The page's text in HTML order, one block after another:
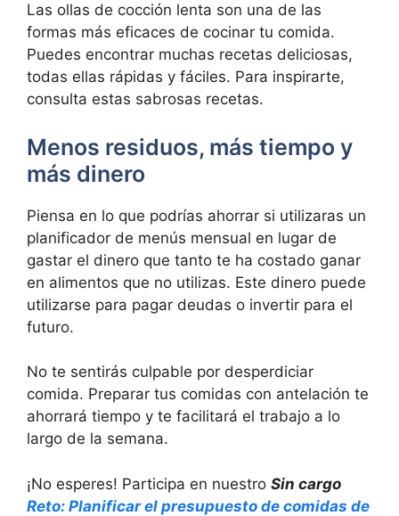
Las ollas de cocción lenta son una de las
formas más eficaces de cocinar tu comida.
Puedes encontrar muchas recetas deliciosas,
todas ellas rápidas y fáciles. Para inspirarte,
consulta estas sabrosas recetas.
Menos residuos, más tiempo y
más dinero
Piensa en lo que podrías ahorrar si utilizaras un
planificador de menús mensual en lugar de
gastar el dinero que tanto te ha costado ganar
en alimentos que no utilizas. Este dinero puede
utilizarse para pagar deudas o invertir para el
futuro.
No te sentirás culpable por desperdiciar
comida. Preparar tus comidas con antelación te
ahorrará tiempo y te facilitará el trabajo a lo
largo de la semana.
¡No esperes! Participa en nuestro Sin cargo
Reto: Planificar el presupuesto de comidas de